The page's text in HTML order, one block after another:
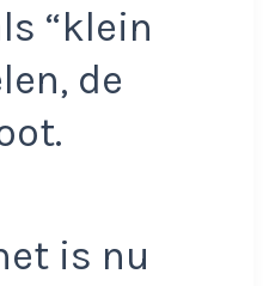
“klein
de
is nu